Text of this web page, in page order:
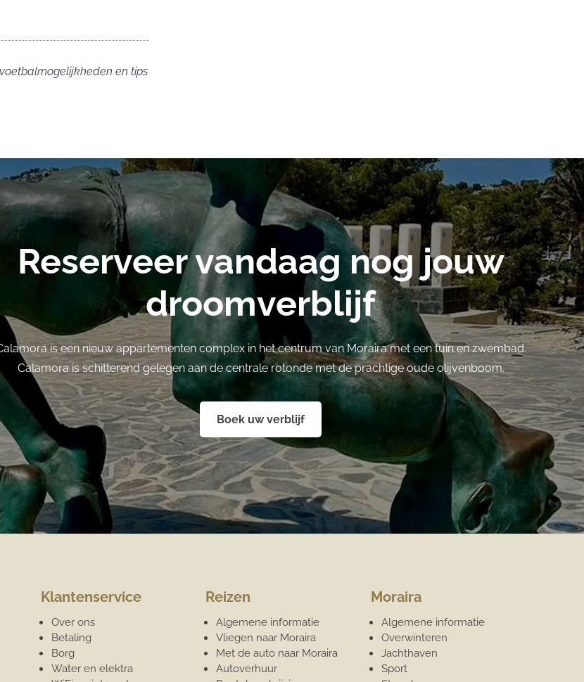
en tips
Reserveer vandaag nog jouw
droomverblijf
is een nieuw appartementen complex in het centrum van Moraira met een tuin en zwembad.
Calamora is schitterend gelegen aan de centrale rotonde met de prachtige oude olijvenboom.
Boek uw verblijf
Klantenservice
Over ons
Betaling
Borg
Water en elektra
Reizen
Algemene informatie
Vliegen naar Moraira
Met de auto naar Moraira
Autoverhuur
Moraira
Algemene informatie
Overwinteren
Jachthaven
Sport